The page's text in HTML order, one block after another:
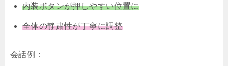
内装ボタンが押しやすい位置に
全体の静粛性が丁寧に調整
会話例：